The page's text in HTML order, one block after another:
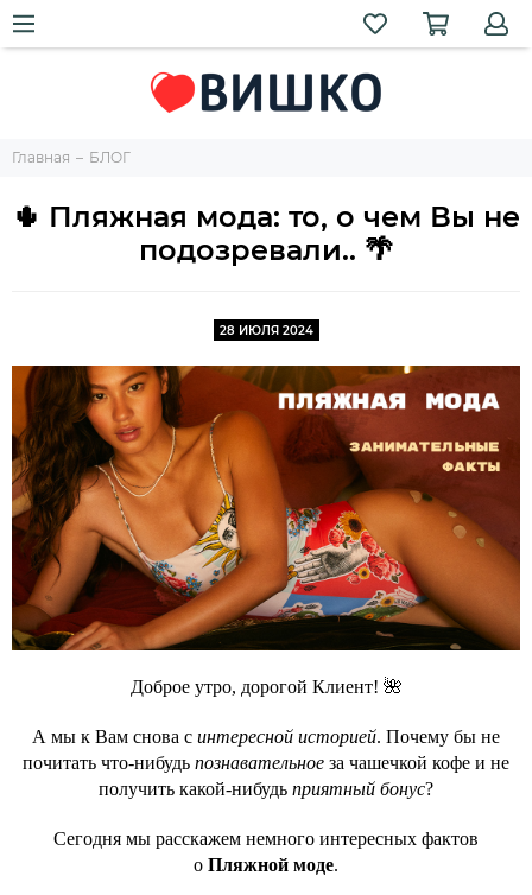
Главная БЛОГ
🌵 Пляжная мода: то, о чем Вы не
подозревали.. 🌴
28 ИЮЛЯ 2024
Доброе утро, дорогой Клиент! 🌺
А мы к Вам снова с интересной историей. Почему бы не
почитать что-нибудь познавательное за чашечкой кофе и не
получить какой-нибудь приятный бонус?
Сегодня мы расскажем немного интересных фактов
о Пляжной моде.